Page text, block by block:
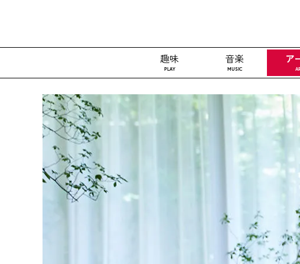
趣味
PLAY
音楽
MUSIC
ア